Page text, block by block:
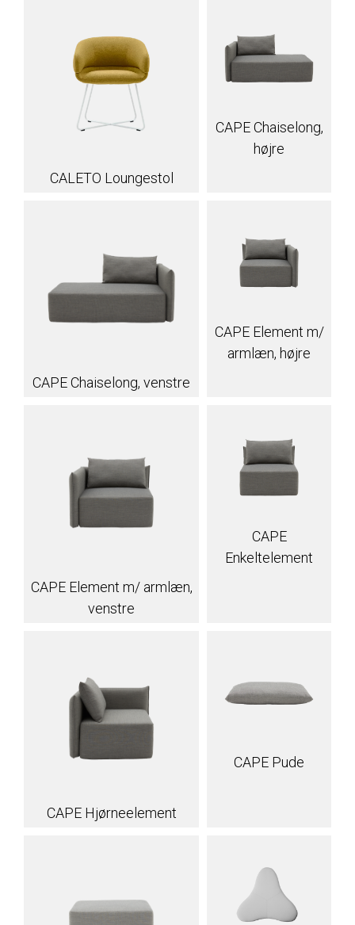
CALETO Loungestol
CAPE Chaiselong,
højre
CAPE Chaiselong, venstre
CAPE Element m/
armlæn, højre
CAPE Element m/ armlæn,
venstre
CAPE
Enkeltelement
CAPE Hjørneelement
CAPE Pude